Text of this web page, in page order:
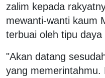
zalim kepada
mewanti-wanti kaum
terbuai oleh tipu daya
"Akan datang
yang